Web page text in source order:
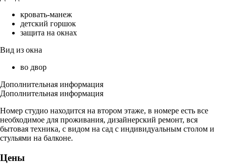
кровать-манеж
детский горшок
защита на окнах
Вид из окна
во двор
Дополнительная информация
Дополнительная информация
Номер студио находится на втором этаже, в номере есть все
необходимое для проживания, дизайнерский ремонт, вся
бытовая техника, с видом на сад с индивидуальным столом и
стульями на балконе.
Цены